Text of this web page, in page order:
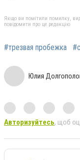
Якщо ви помітили помилку,
повідомити про це редакцію
#трезвая пробежка
Юлия
Авторизуйтесь, щоб